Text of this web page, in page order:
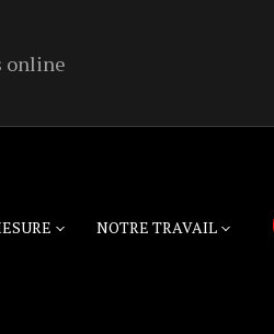
online
NOTRE TRAVAIL